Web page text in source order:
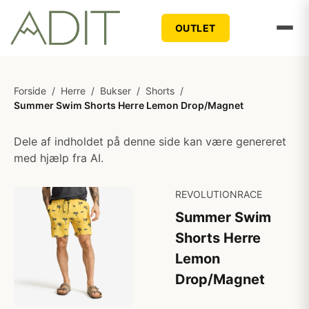
OUTLET
Forside / Herre / Bukser / Shorts /
Summer Swim Shorts Herre Lemon Drop/Magnet
Dele af indholdet på denne side kan være genereret
med hjælp fra AI.
REVOLUTIONRACE
Summer Swim
Shorts Herre
Lemon
Drop/Magnet